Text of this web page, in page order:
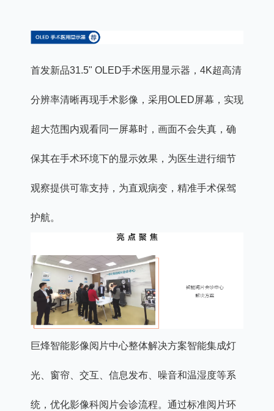
首发新品31.5" OLED手术医用显示器，4K超高清
分辨率清晰再现手术影像，采用OLED屏幕，实现
超大范围内观看同一屏幕时，画面不会失真，确
保其在手术环境下的显示效果，为医生进行细节
观察提供可靠支持，为直观病变，精准手术保驾
护航。
巨烽智能影像阅片中心整体解决方案智能集成灯
光、窗帘、交互、信息发布、噪音和温湿度等系
统，优化影像科阅片会诊流程。通过标准阅片环